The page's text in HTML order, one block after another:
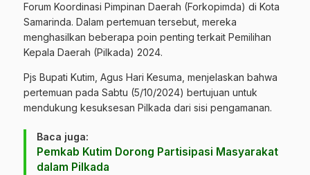
Forum Koordinasi Pimpinan Daerah (Forkopimda) di Kota
Samarinda. Dalam pertemuan tersebut, mereka
menghasilkan beberapa poin penting terkait Pemilihan
Kepala Daerah (Pilkada) 2024.
Pjs Bupati Kutim, Agus Hari Kesuma, menjelaskan bahwa
pertemuan pada Sabtu (5/10/2024) bertujuan untuk
mendukung kesuksesan Pilkada dari sisi pengamanan.
Baca juga:
Pemkab Kutim Dorong Partisipasi Masyarakat
dalam Pilkada